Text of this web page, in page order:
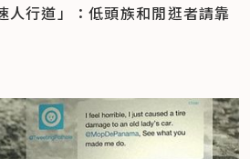
人行道」：低頭族和閒逛者請靠